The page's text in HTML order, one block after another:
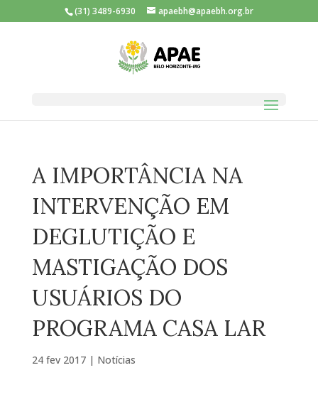
(31) 3489-6930 apaebh@apaebh.org.br
A IMPORTÂNCIA NA
INTERVENÇÃO EM
DEGLUTIÇÃO E
MASTIGAÇÃO DOS
USUÁRIOS DO
PROGRAMA CASA LAR
24 fev 2017| Notícias